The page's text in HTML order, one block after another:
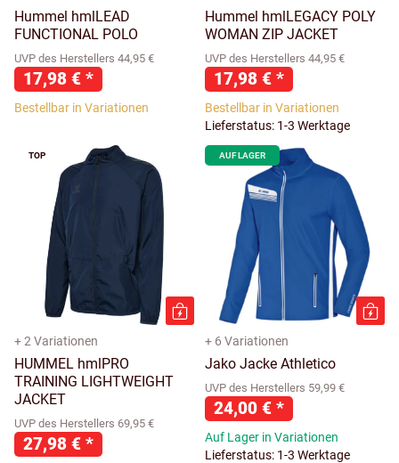
Hummel hmlLEAD
FUNCTIONAL POLO
UVP des Herstellers 44,95 €
17,98 € *
Bestellbar in Variationen
Hummel hmlLEGACY POLY
WOMAN ZIP JACKET
UVP des Herstellers 44,95 €
17,98 € *
Bestellbar in Variationen
Lieferstatus: 1-3 Werktage
TOP
+ 2 Variationen
HUMMEL hmlPRO
TRAINING LIGHTWEIGHT
JACKET
UVP des Herstellers 69,95 €
27,98 € *
AUF LAGER
+ 6 Variationen
Jako Jacke Athletico
UVP des Herstellers 59,99 €
24,00 € *
Auf Lager in Variationen
Lieferstatus: 1-3 Werktage